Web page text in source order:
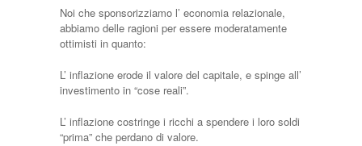
Noi che sponsorizziamo l’ economia relazionale,
abbiamo delle ragioni per essere moderatamente
ottimisti in quanto:
L’ inflazione erode il valore del capitale, e spinge all’
investimento in “cose reali”.
L’ inflazione costringe i ricchi a spendere i loro soldi
“prima” che perdano di valore.